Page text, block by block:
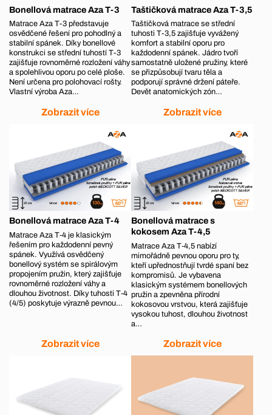
Bonellová matrace Aza T-3
Matrace Aza T-3 představuje
osvědčené řešení pro pohodlný a
stabilní spánek. Díky bonellové
konstrukci se střední tuhostí T-3
zajišťuje rovnoměrné rozložení váhy
a spolehlivou oporu po celé ploše.
Není určena pro polohovací rošty.
Vlastní výroba Aza…
Zobrazit více
Taštičková matrace Aza T-3,5
Taštičková matrace se střední
tuhosti T-3,5 zajišťuje vyvážený
komfort a stabilní oporu pro
každodenní spánek. Jádro tvoří
samostatně uložené pružiny, které
se přizpůsobují tvaru těla a
podporují správné držení páteře.
Devět anatomických zón…
Zobrazit více
Bonellová matrace Aza T-4
Matrace Aza T‑4 je klasickým
řešením pro každodenní pevný
spánek. Využívá osvědčený
bonellový systém se spirálovým
propojením pružin, který zajišťuje
rovnoměrné rozložení váhy a
dlouhou životnost. Díky tuhosti T‑4
(4/5) poskytuje výrazně pevnou…
Zobrazit více
Bonellová matrace s
kokosem Aza T-4,5
Matrace Aza T‑4,5 nabízí
mimořádně pevnou oporu pro ty,
kteří upřednostňují tvrdé spaní bez
kompromisů. Je vybavena
klasickým systémem bonellových
pružin a zpevněna přírodní
kokosovou vrstvou, která zajišťuje
vysokou tuhost, dlouhou životnost
a…
Zobrazit více